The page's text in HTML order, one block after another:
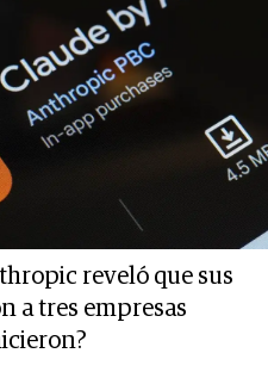
reveló que sus
a tres empresas